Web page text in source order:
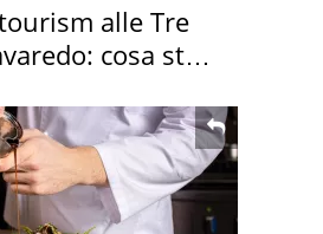
alle Tre
cosa sta